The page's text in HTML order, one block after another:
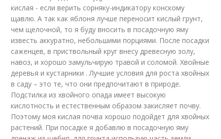
кислая - если верить сорняку-индикатору конскому
щавлю. А так как яблоня лучше переносит кислый грунт,
чем щелочной, то я буду вносить в посадочную яму
известь аккуратно, небольшими порциями. После посадки
саженцев, в приствольный круг внесу древесную золу,
навоз, и хорошо замульчирую травой и соломой. Хвойные
деревья и кустарники . Лучшие условия для роста хвойных
в саду – это те, что они предпочитают в природе.
Подстилка из хвойного опада имеет высокую
кислотность и естественным образом закисляет почву.
Поэтому моя кислая почва хорошо подойдет для хвойных
растений. При посадке я добавлю в посадочную яму